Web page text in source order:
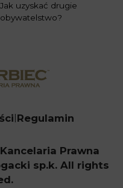
Jak uzyskać drugie
obywatelstwo?
Regulamin
Prawna
sp.k. All rights